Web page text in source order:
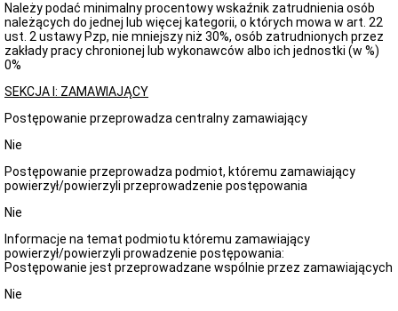
kandydatów
RODO
RODO
-
dla
KONTROLE
Kontrole
Należy podać minimalny procentowy wskaźnik zatrudnienia osób
należących do jednej lub więcej kategorii, o których mowa w art. 22
ust. 2 ustawy Pzp, nie mniejszy niż 30%, osób zatrudnionych przez
zakłady pracy chronionej lub wykonawców albo ich jednostki (w %)
0%
SEKCJA I: ZAMAWIAJĄCY
Postępowanie przeprowadza centralny zamawiający
Nie
Postępowanie przeprowadza podmiot, któremu zamawiający
powierzył/powierzyli przeprowadzenie postępowania
Nie
Informacje na temat podmiotu któremu zamawiający
powierzył/powierzyli prowadzenie postępowania:
Postępowanie jest przeprowadzane wspólnie przez zamawiających
Nie